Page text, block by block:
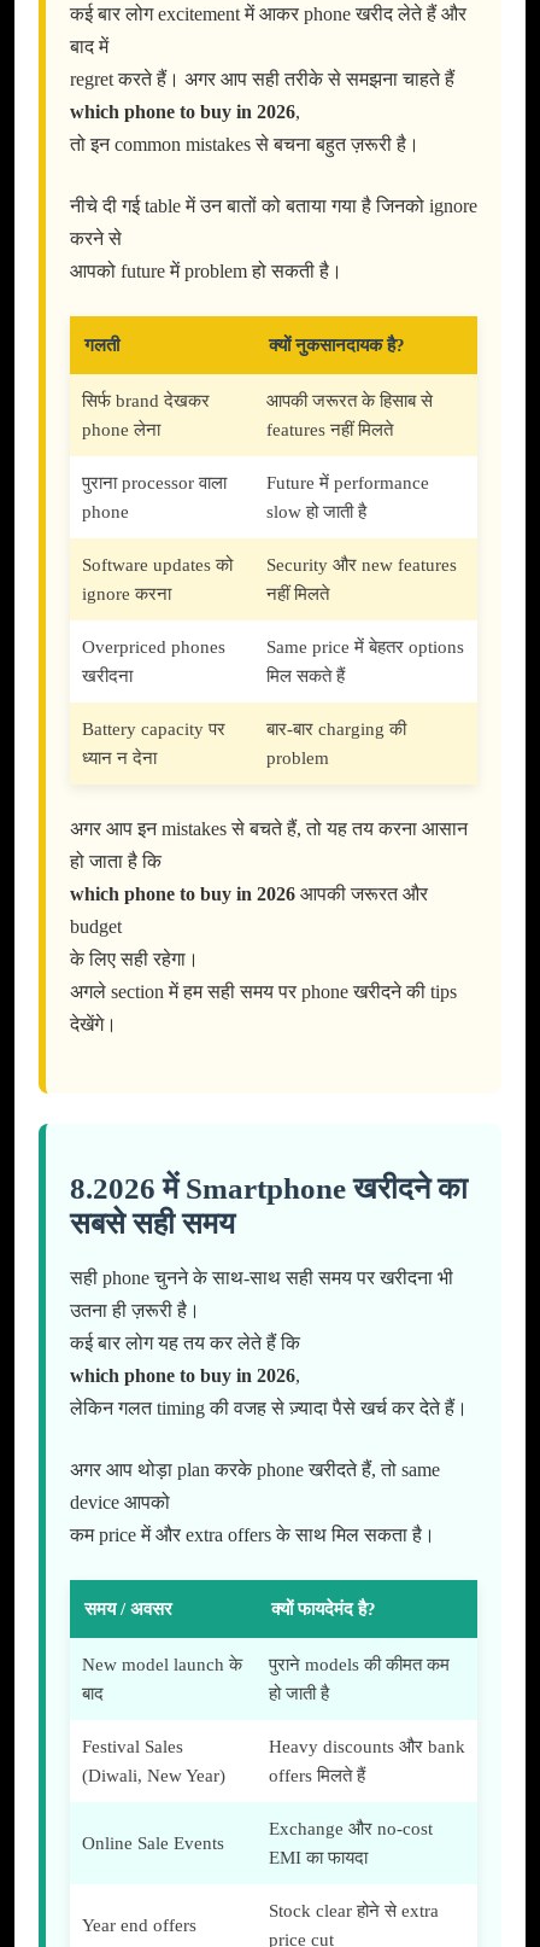
कई बार लोग excitement में आकर phone खरीद लेते हैं और
बाद में
regret करते हैं। अगर आप सही तरीके से समझना चाहते हैं
which phone to buy in 2026,
तो इन common mistakes से बचना बहुत ज़रूरी है।
नीचे दी गई table में उन बातों को बताया गया है जिनको ignore
करने से
आपको future में problem हो सकती है।
गलती क्यों नुकसानदायक है?
सिर्फ brand देखकर
phone लेना
आपकी जरूरत के हिसाब से
features नहीं मिलते
पुराना processor वाला
phone
Future में performance
slow हो जाती है
Software updates को
ignore करना
Security और new features
नहीं मिलते
Overpriced phones
खरीदना
Same price में बेहतर options
मिल सकते हैं
Battery capacity पर
ध्यान न देना
बार-बार charging की
problem
अगर आप इन mistakes से बचते हैं, तो यह तय करना आसान
हो जाता है कि
which phone to buy in 2026 आपकी जरूरत और
budget
के लिए सही रहेगा।
अगले section में हम सही समय पर phone खरीदने की tips
देखेंगे।
8.2026 में Smartphone खरीदने का
सबसे सही समय
सही phone चुनने के साथ-साथ सही समय पर खरीदना भी
उतना ही ज़रूरी है।
कई बार लोग यह तय कर लेते हैं कि
which phone to buy in 2026,
लेकिन गलत timing की वजह से ज़्यादा पैसे खर्च कर देते हैं।
अगर आप थोड़ा plan करके phone खरीदते हैं, तो same
device आपको
कम price में और extra offers के साथ मिल सकता है।
समय / अवसर क्यों फायदेमंद है?
New model launch के
बाद
पुराने models की कीमत कम
हो जाती है
Festival Sales
(Diwali, New Year)
Heavy discounts और bank
offers मिलते हैं
Online Sale Events
Exchange और no-cost
EMI का फायदा
Year end offers
Stock clear होने से extra
price cut